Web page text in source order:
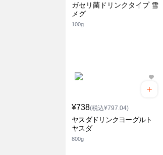
ガセリ菌ドリンクタイプ 雪
メグ
100g
¥738(税込¥797.04)
ヤスダドリンクヨーグルト
ヤスダ
800g